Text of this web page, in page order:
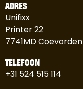
ADRES
Unifixx
Printer 22
7741MD Coevorden
TELEFOON
+31 524 515 114